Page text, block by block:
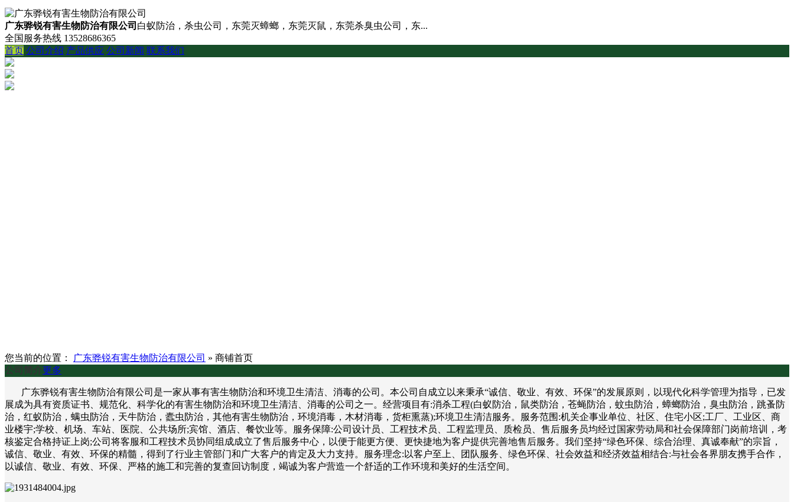
广东骅锐有害生物防治有限公司 白蚁防治，杀虫公司，东莞灭蟑螂，东莞灭鼠，东莞杀臭虫公司，东...
全国服务热线 13528686365
首页 公司介绍 产品供应 公司新闻 联系我们
您当前的位置： 广东骅锐有害生物防治有限公司 » 商铺首页
公司简介更多
广东骅锐有害生物防治有限公司是一家从事有害生物防治和环境卫生清洁、消毒的公司。本公司自成立以来秉承“诚信、敬业、有效、环保”的发展原则，以现代化科学管理为指导，已发
展成为具有资质证书、规范化、科学化的有害生物防治和环境卫生清洁、消毒的公司之一。经营项目有:消杀工程(白蚁防治，鼠类防治，苍蝇防治，蚊虫防治，蟑螂防治，臭虫防治，跳蚤防
治，红蚁防治，螨虫防治，天牛防治，蠹虫防治，其他有害生物防治，环境消毒，木材消毒，货柜熏蒸);环境卫生清洁服务。服务范围:机关企事业单位、社区、住宅小区;工厂、工业区、商
业楼宇;学校、机场、车站、医院、公共场所;宾馆、酒店、餐饮业等。服务保障:公司设计员、工程技术员、工程监理员、质检员、售后服务员均经过国家劳动局和社会保障部门岗前培训，考
核鉴定合格持证上岗;公司将客服和工程技术员协同组成成立了售后服务中心，以便于能更方便、更快捷地为客户提供完善地售后服务。我们坚持“绿色环保、综合治理、真诚奉献”的宗旨，
诚信、敬业、有效、环保的精髓，得到了行业主管部门和广大客户的肯定及大力支持。服务理念:以客户至上、团队服务、绿色环保、社会效益和经济效益相结合:与社会各界朋友携手合作，
以诚信、敬业、有效、环保、严格的施工和完善的复查回访制度，竭诚为客户营造一个舒适的工作环境和美好的生活空间。